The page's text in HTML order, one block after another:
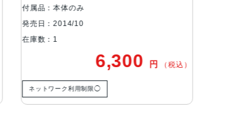
：本体のみ
：2014/10
6,300円 （税込）
トワーク利用制限◯